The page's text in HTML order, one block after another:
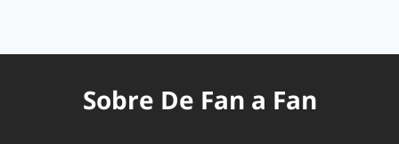
Sobre De Fan a Fan